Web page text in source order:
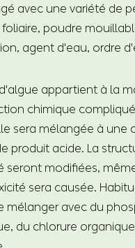
avec une variété de
foliaire, poudre
agent d'eau, ordre
appartient à la
chimique
sera mélangée à une
produit acide. La
seront modifiées,
sera causée.
mélanger avec du
du chlorure